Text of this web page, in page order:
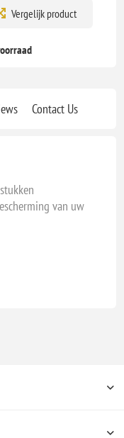
Vergelijk product
Contact Us
van uw